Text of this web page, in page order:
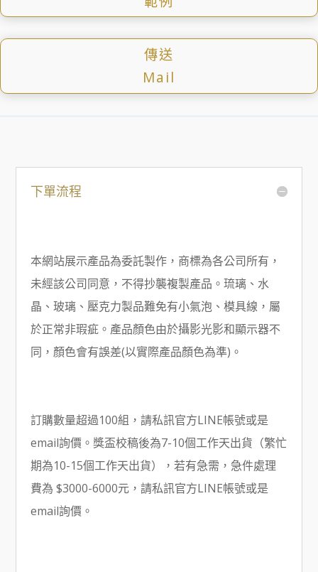
傳送
Mail
下單流程
本網站展示產品為委託製作，商標為各公司所有，
未經該公司同意，不得抄襲複製產品。琉璃、水
晶、玻璃、壓克力製品難免有小氣泡、模具線，屬
於正常非瑕疵。產品顏色由於攝影光影和顯示器不
同，顏色會有誤差(以實際產品顏色為準)。
訂購數量超過100組，請私訊官方LINE帳號或是
email詢價。獎盃校稿後為7-10個工作天出貨（繁忙
期為10-15個工作天出貨），若有急需，急件處理
費為 $3000-6000元，請私訊官方LINE帳號或是
email詢價。